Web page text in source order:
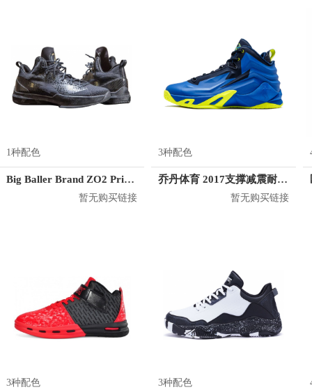
1种配色
Big Baller Brand ZO2 Prime Remix
暂无购买链接
3种配色
乔丹体育 2017支撑减震耐磨篮球鞋 XM1570102
暂无购买链接
3种配色 3种配色